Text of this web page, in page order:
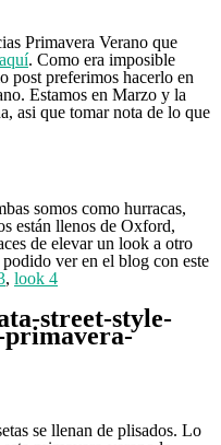
Primavera Verano que
aquí. Como era imposible
post preferimos hacerlo en
Estamos en Marzo y la
asi que tomar nota de lo que
somos como hurracas,
están llenos de Oxford,
de elevar un look a otro
ver en el blog con este
, look 4
se llenan de plisados. Lo